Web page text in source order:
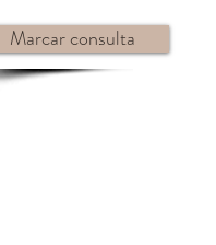
Marcar consulta